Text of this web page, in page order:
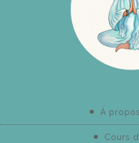
À
Cours